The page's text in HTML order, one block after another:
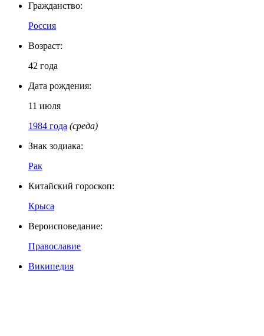
Гражданство:
Россия
Возраст:
42 года
Дата рождения:
11 июля
1984 года (среда)
Знак зодиака:
Рак
Китайский гороскоп:
Крыса
Вероисповедание:
Православие
Википедия